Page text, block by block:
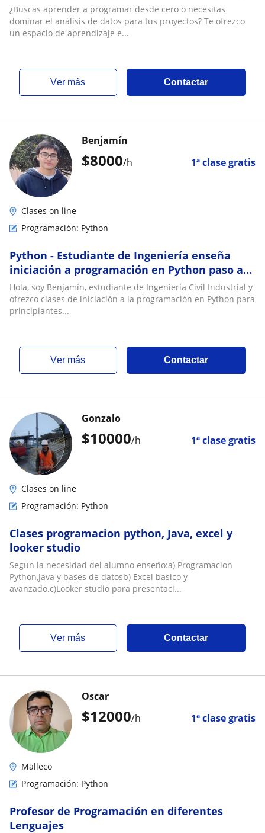
¿Buscas aprender a programar desde cero o necesitas
dominar el análisis de datos para tus proyectos? Te ofrezco
un espacio de aprendizaje e...
ver más Contactar
$8000/h 1ª clase gratis
Benjamín
Clases on line
Programación: Python
Python - Estudiante de Ingeniería enseña
iniciación a programación en Python paso a
paso
Hola, soy Benjamín, estudiante de Ingeniería Civil Industrial y
ofrezco clases de iniciación a la programación en Python para
principiantes...
ver más Contactar
$10000/h 1ª clase gratis
Gonzalo
Clases on line
Programación: Python
Clases programacion python, Java, excel y
looker studio
Segun la necesidad del alumno enseño:a) Programacion
Python,Java y bases de datosb) Excel basico y
avanzado.c)Looker studio para presentaci...
ver más Contactar
$12000/h 1ª clase gratis
Oscar
Malleco
Programación: Python
Profesor de Programación en diferentes
Lenguajes